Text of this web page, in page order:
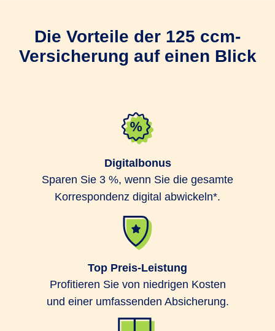
Die Vorteile der 125 ccm-
Versicherung auf einen Blick
Digitalbonus
Sparen Sie 3 %, wenn Sie die gesamte
Korrespondenz digital abwickeln*.
Top Preis-Leistung
Profitieren Sie von niedrigen Kosten
und einer umfassenden Absicherung.